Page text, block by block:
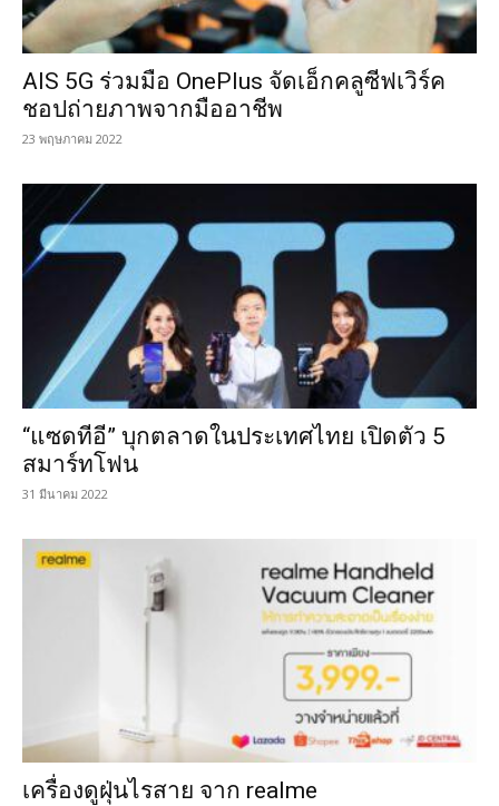
AIS 5G ร่วมมือ OnePlus จัดเอ็กคลูซีฟเวิร์ค
ชอปถ่ายภาพจากมืออาชีพ
23 พฤษภาคม 2022
“แซดทีอี” บุกตลาดในประเทศไทย เปิดตัว 5
สมาร์ทโฟน
31 มีนาคม 2022
เครื่องดูฝุ่นไรสาย จาก realme